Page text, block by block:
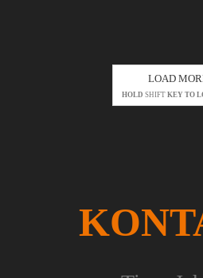
LOAD
HOLD SHIFT KEY TO